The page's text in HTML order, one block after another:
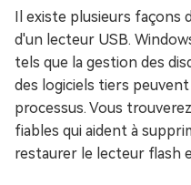
Il existe plusieurs façons
d'un lecteur USB.
tels que la gestion des
des logiciels tiers
processus. Vous
fiables qui aident à
restaurer le lecteur flash